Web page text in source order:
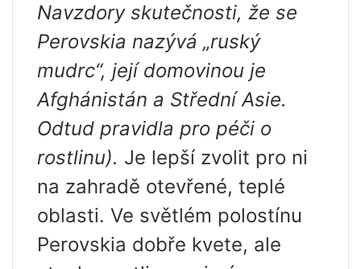
Navzdory skutečnosti, že se
Perovskia nazývá „ruský
mudrc“, její domovinou je
Afghánistán a Střední Asie.
Odtud pravidla pro péči o
rostlinu). Je lepší zvolit pro ni
na zahradě otevřené, teplé
oblasti. Ve světlém polostínu
Perovskia dobře kvete, ale